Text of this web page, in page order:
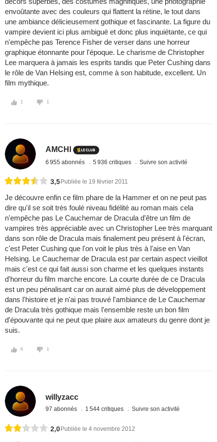
envoûtante avec des couleurs qui flattent la rétine, le tout dans
une ambiance délicieusement gothique et fascinante. La figure du
vampire devient ici plus ambiguë et donc plus inquiétante, ce qui
n'empêche pas Terence Fisher de verser dans une horreur
graphique étonnante pour l'époque. Le charisme de Christopher
Lee marquera à jamais les esprits tandis que Peter Cushing dans
le rôle de Van Helsing est, comme à son habitude, excellent. Un
film mythique.
1 1
AMCHI
6 955 abonnés 5 936 critiques Suivre son activité
3,5 Publiée le 19 février 2011
Je découvre enfin ce film phare de la Hammer et on ne peut pas
dire qu'il se soit très foulé niveau fidélité au roman mais cela
n'empêche pas Le Cauchemar de Dracula d'être un film de
vampires très appréciable avec un Christopher Lee très marquant
dans son rôle de Dracula mais finalement peu présent à l'écran,
c'est Peter Cushing que l'on voit le plus très à l'aise en Van
Helsing. Le Cauchemar de Dracula est par certain aspect vieillot
mais c'est ce qui fait aussi son charme et les quelques instants
d'horreur du film marche encore. La courte durée de ce Dracula
est un peu pénalisant car on aurait aimé plus de développement
dans l'histoire et je n'ai pas trouvé l'ambiance de Le Cauchemar
de Dracula très gothique mais l'ensemble reste un bon film
d'épouvante qui ne peut que plaire aux amateurs du genre dont je
suis.
0 1
willyzacc
97 abonnés 1 544 critiques Suivre son activité
2,0 Publiée le 4 novembre 2012